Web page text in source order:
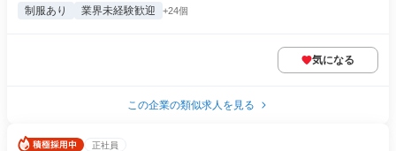
制服あり 業界未経験歓迎 +24個
気になる
この企業の類似求人を見る
正社員